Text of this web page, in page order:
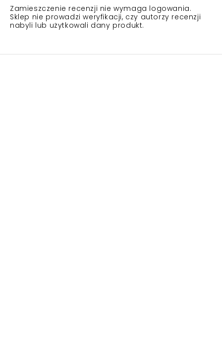
Zamieszczenie recenzji nie wymaga logowania.
Sklep nie prowadzi weryfikacji, czy autorzy recenzji
nabyli lub użytkowali dany produkt.